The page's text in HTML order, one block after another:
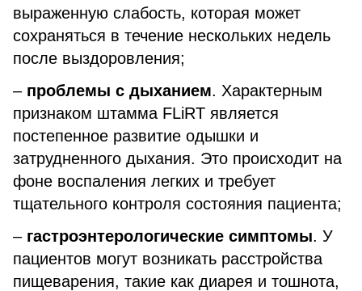
выраженную слабость, которая может
сохраняться в течение нескольких недель
после выздоровления;
– проблемы с дыханием. Характерным
признаком штамма FLiRT является
постепенное развитие одышки и
затрудненного дыхания. Это происходит на
фоне воспаления легких и требует
тщательного контроля состояния пациента;
– гастроэнтерологические симптомы. У
пациентов могут возникать расстройства
пищеварения, такие как диарея и тошнота,